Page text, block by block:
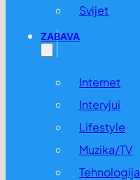
Svijet
ZABAVA
Internet
Intervjui
Lifestyle
Muzika/TV
Tehnologija